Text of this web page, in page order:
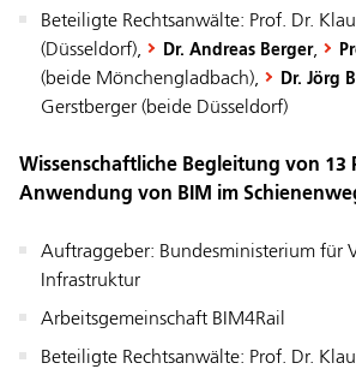
Beteiligte Rechtsanwälte: Prof. Dr.
(Düsseldorf),
Dr. Andreas Berger,
(beide Mönchengladbach), Dr. Jörg
Gerstberger (beide Düsseldorf)
Wissenschaftliche Begleitung von
Anwendung von BIM im
­Auftraggeber: Bundesministerium für
Infrastruktur
Arbeitsgemeinschaft BIM4Rail
Beteiligte Rechtsanwälte: Prof. Dr.